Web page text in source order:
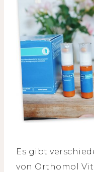
Es gibt
von Orthomol